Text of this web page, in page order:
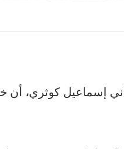
إسماعيل كوثري،